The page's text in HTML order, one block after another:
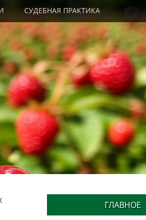
СУДЕБНАЯ ПРАКТИКА
ГЛАВНОЕ